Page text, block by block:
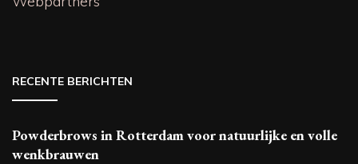
RECENTE BERICHTEN
Powderbrows in Rotterdam voor natuurlijke en volle
wenkbrauwen